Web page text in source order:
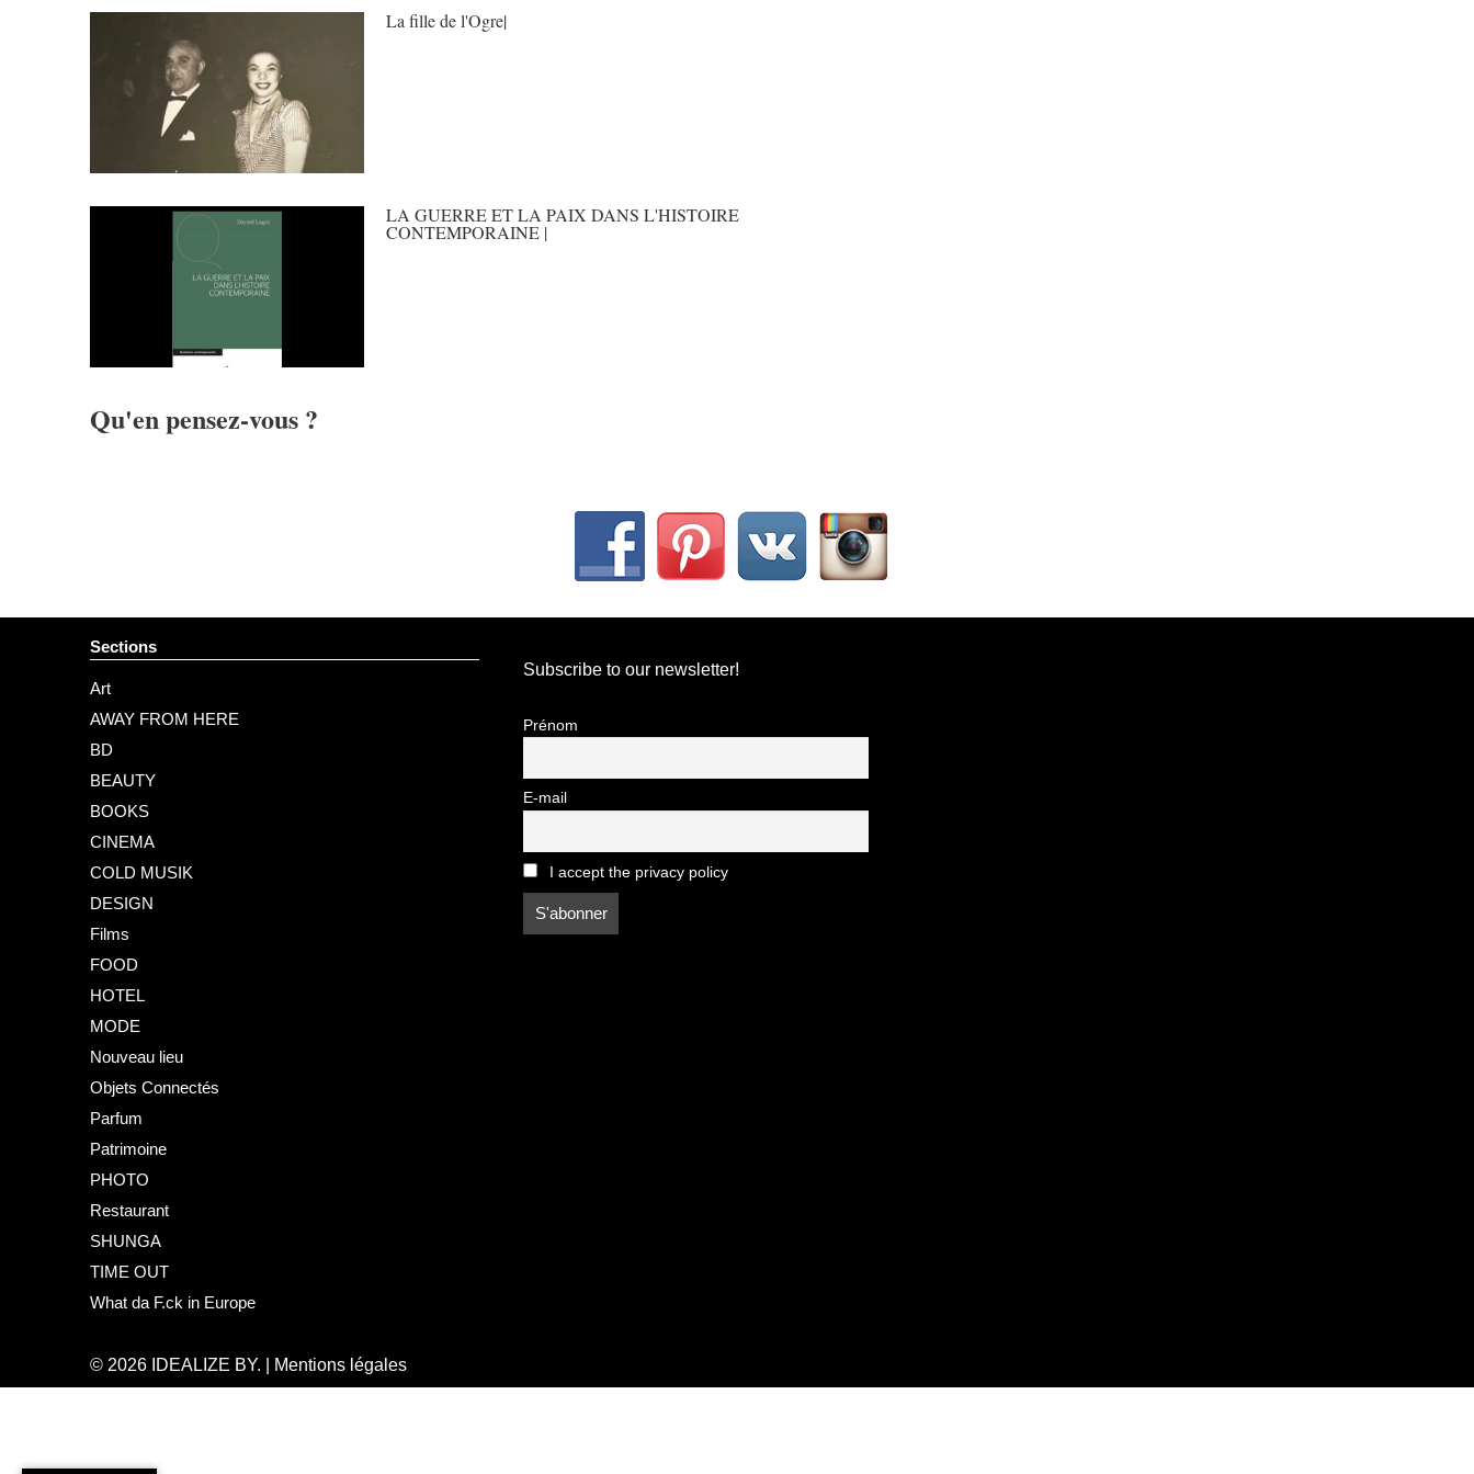
La fille de l'Ogre|
LA GUERRE ET LA PAIX DANS L'HISTOIRE
CONTEMPORAINE |
Qu'en pensez-vous ?
Sections
Art
AWAY FROM HERE
BD
BEAUTY
BOOKS
CINEMA
COLD MUSIK
DESIGN
Films
FOOD
HOTEL
MODE
Nouveau lieu
Objets Connectés
Parfum
Patrimoine
PHOTO
Restaurant
SHUNGA
TIME OUT
What da F.ck in Europe
Subscribe to our newsletter!
Prénom
E-mail
I accept the privacy policy
© 2026 IDEALIZE BY. Mentions légales